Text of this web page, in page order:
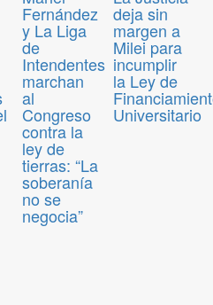
Fernández
y La Liga
de
Intendentes
marchan
al
Congreso
contra la
ley de
tierras: “La
soberanía
no se
negocia”
deja sin
margen a
Milei para
incumplir
la Ley de
Universitario